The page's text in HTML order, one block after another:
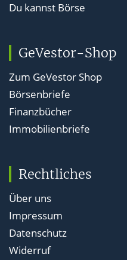
Du kannst Börse
GeVestor-Shop
Zum GeVestor Shop
Börsenbriefe
Finanzbücher
Immobilienbriefe
Rechtliches
Über uns
Impressum
Datenschutz
Widerruf